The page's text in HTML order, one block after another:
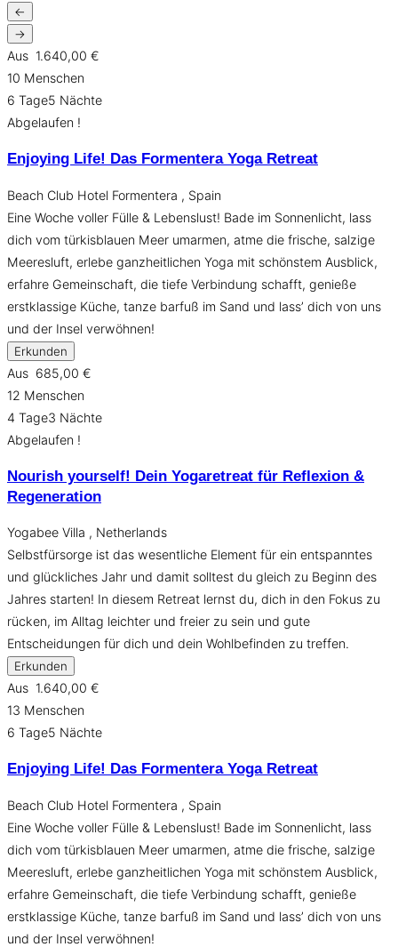
←
→
Aus 1.640,00 €
10 Menschen
6 Tage5 Nächte
Abgelaufen !
Enjoying Life! Das Formentera Yoga Retreat
Beach Club Hotel Formentera , Spain
Eine Woche voller Fülle & Lebenslust! Bade im Sonnenlicht, lass
dich vom türkisblauen Meer umarmen, atme die frische, salzige
Meeresluft, erlebe ganzheitlichen Yoga mit schönstem Ausblick,
erfahre Gemeinschaft, die tiefe Verbindung schafft, genieße
erstklassige Küche, tanze barfuß im Sand und lass’ dich von uns
und der Insel verwöhnen!
Erkunden
Aus 685,00 €
12 Menschen
4 Tage3 Nächte
Abgelaufen !
Nourish yourself! Dein Yogaretreat für Reflexion &
Regeneration
Yogabee Villa , Netherlands
Selbstfürsorge ist das wesentliche Element für ein entspanntes
und glückliches Jahr und damit solltest du gleich zu Beginn des
Jahres starten! In diesem Retreat lernst du, dich in den Fokus zu
rücken, im Alltag leichter und freier zu sein und gute
Entscheidungen für dich und dein Wohlbefinden zu treffen.
Erkunden
Aus 1.640,00 €
13 Menschen
6 Tage5 Nächte
Enjoying Life! Das Formentera Yoga Retreat
Beach Club Hotel Formentera , Spain
Eine Woche voller Fülle & Lebenslust! Bade im Sonnenlicht, lass
dich vom türkisblauen Meer umarmen, atme die frische, salzige
Meeresluft, erlebe ganzheitlichen Yoga mit schönstem Ausblick,
erfahre Gemeinschaft, die tiefe Verbindung schafft, genieße
erstklassige Küche, tanze barfuß im Sand und lass’ dich von uns
und der Insel verwöhnen!